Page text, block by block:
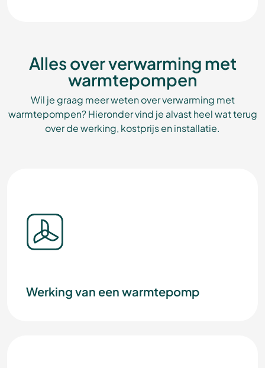
Alles over verwarming met
warmtepompen
Wil je graag meer weten over verwarming met
warmtepompen? Hieronder vind je alvast heel wat terug
over de werking, kostprijs en installatie.
Werking van een warmtepomp